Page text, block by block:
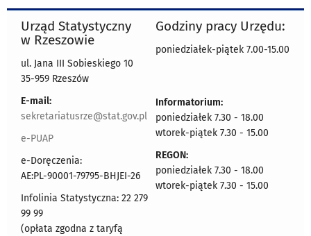
Urząd Statystyczny
w Rzeszowie
ul. Jana III Sobieskiego 10
35-959 Rzeszów
E-mail:
sekretariatusrze@stat.gov.pl
e-PUAP
e-Doręczenia:
AE:PL-90001-79795-BHJEI-26
Infolinia Statystyczna: 22 279
99 99
(opłata zgodna z taryfą
Godziny pracy Urzędu:
poniedziałek-piątek 7.00-15.00
Informatorium:
poniedziałek 7.30 - 18.00
wtorek-piątek 7.30 - 15.00
REGON:
poniedziałek 7.30 - 18.00
wtorek-piątek 7.30 - 15.00